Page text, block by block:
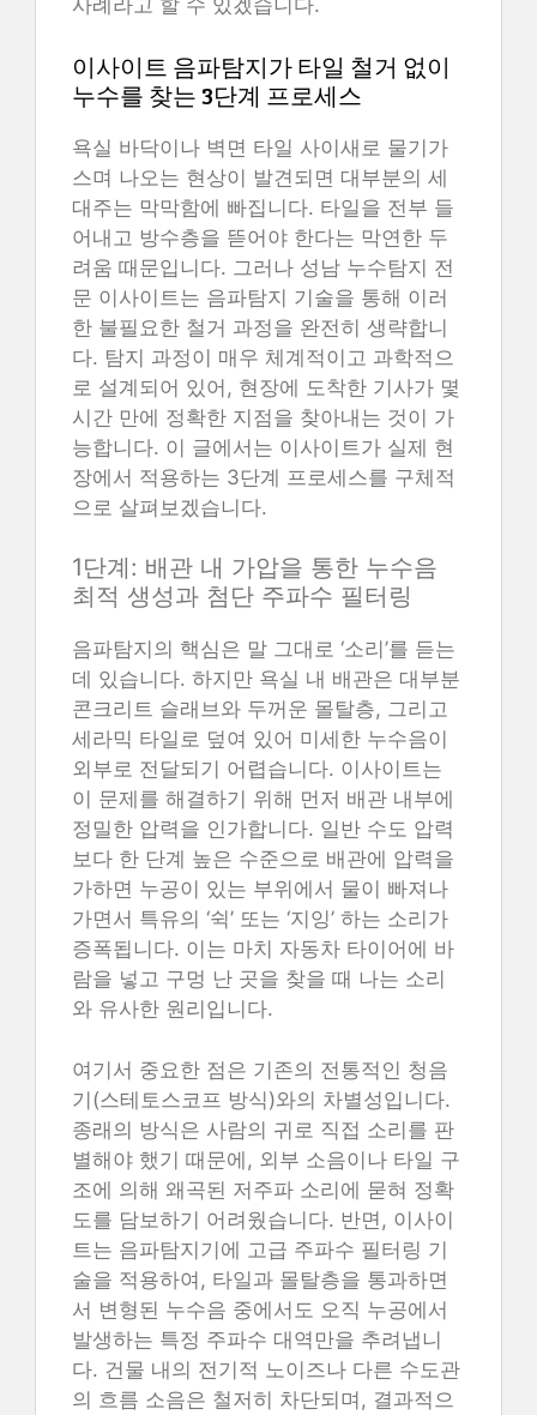
사례라고 할 수 있겠습니다.
이사이트 음파탐지가 타일 철거 없이
누수를 찾는 3단계 프로세스
욕실 바닥이나 벽면 타일 사이새로 물기가
스며 나오는 현상이 발견되면 대부분의 세
대주는 막막함에 빠집니다. 타일을 전부 들
어내고 방수층을 뜯어야 한다는 막연한 두
려움 때문입니다. 그러나 성남 누수탐지 전
문 이사이트는 음파탐지 기술을 통해 이러
한 불필요한 철거 과정을 완전히 생략합니
다. 탐지 과정이 매우 체계적이고 과학적으
로 설계되어 있어, 현장에 도착한 기사가 몇
시간 만에 정확한 지점을 찾아내는 것이 가
능합니다. 이 글에서는 이사이트가 실제 현
장에서 적용하는 3단계 프로세스를 구체적
으로 살펴보겠습니다.
1단계: 배관 내 가압을 통한 누수음
최적 생성과 첨단 주파수 필터링
음파탐지의 핵심은 말 그대로 ‘소리’를 듣는
데 있습니다. 하지만 욕실 내 배관은 대부분
콘크리트 슬래브와 두꺼운 몰탈층, 그리고
세라믹 타일로 덮여 있어 미세한 누수음이
외부로 전달되기 어렵습니다. 이사이트는
이 문제를 해결하기 위해 먼저 배관 내부에
정밀한 압력을 인가합니다. 일반 수도 압력
보다 한 단계 높은 수준으로 배관에 압력을
가하면 누공이 있는 부위에서 물이 빠져나
가면서 특유의 ‘쉭’ 또는 ‘지잉’ 하는 소리가
증폭됩니다. 이는 마치 자동차 타이어에 바
람을 넣고 구멍 난 곳을 찾을 때 나는 소리
와 유사한 원리입니다.
여기서 중요한 점은 기존의 전통적인 청음
기(스테토스코프 방식)와의 차별성입니다.
종래의 방식은 사람의 귀로 직접 소리를 판
별해야 했기 때문에, 외부 소음이나 타일 구
조에 의해 왜곡된 저주파 소리에 묻혀 정확
도를 담보하기 어려웠습니다. 반면, 이사이
트는 음파탐지기에 고급 주파수 필터링 기
술을 적용하여, 타일과 몰탈층을 통과하면
서 변형된 누수음 중에서도 오직 누공에서
발생하는 특정 주파수 대역만을 추려냅니
다. 건물 내의 전기적 노이즈나 다른 수도관
의 흐름 소음은 철저히 차단되며, 결과적으